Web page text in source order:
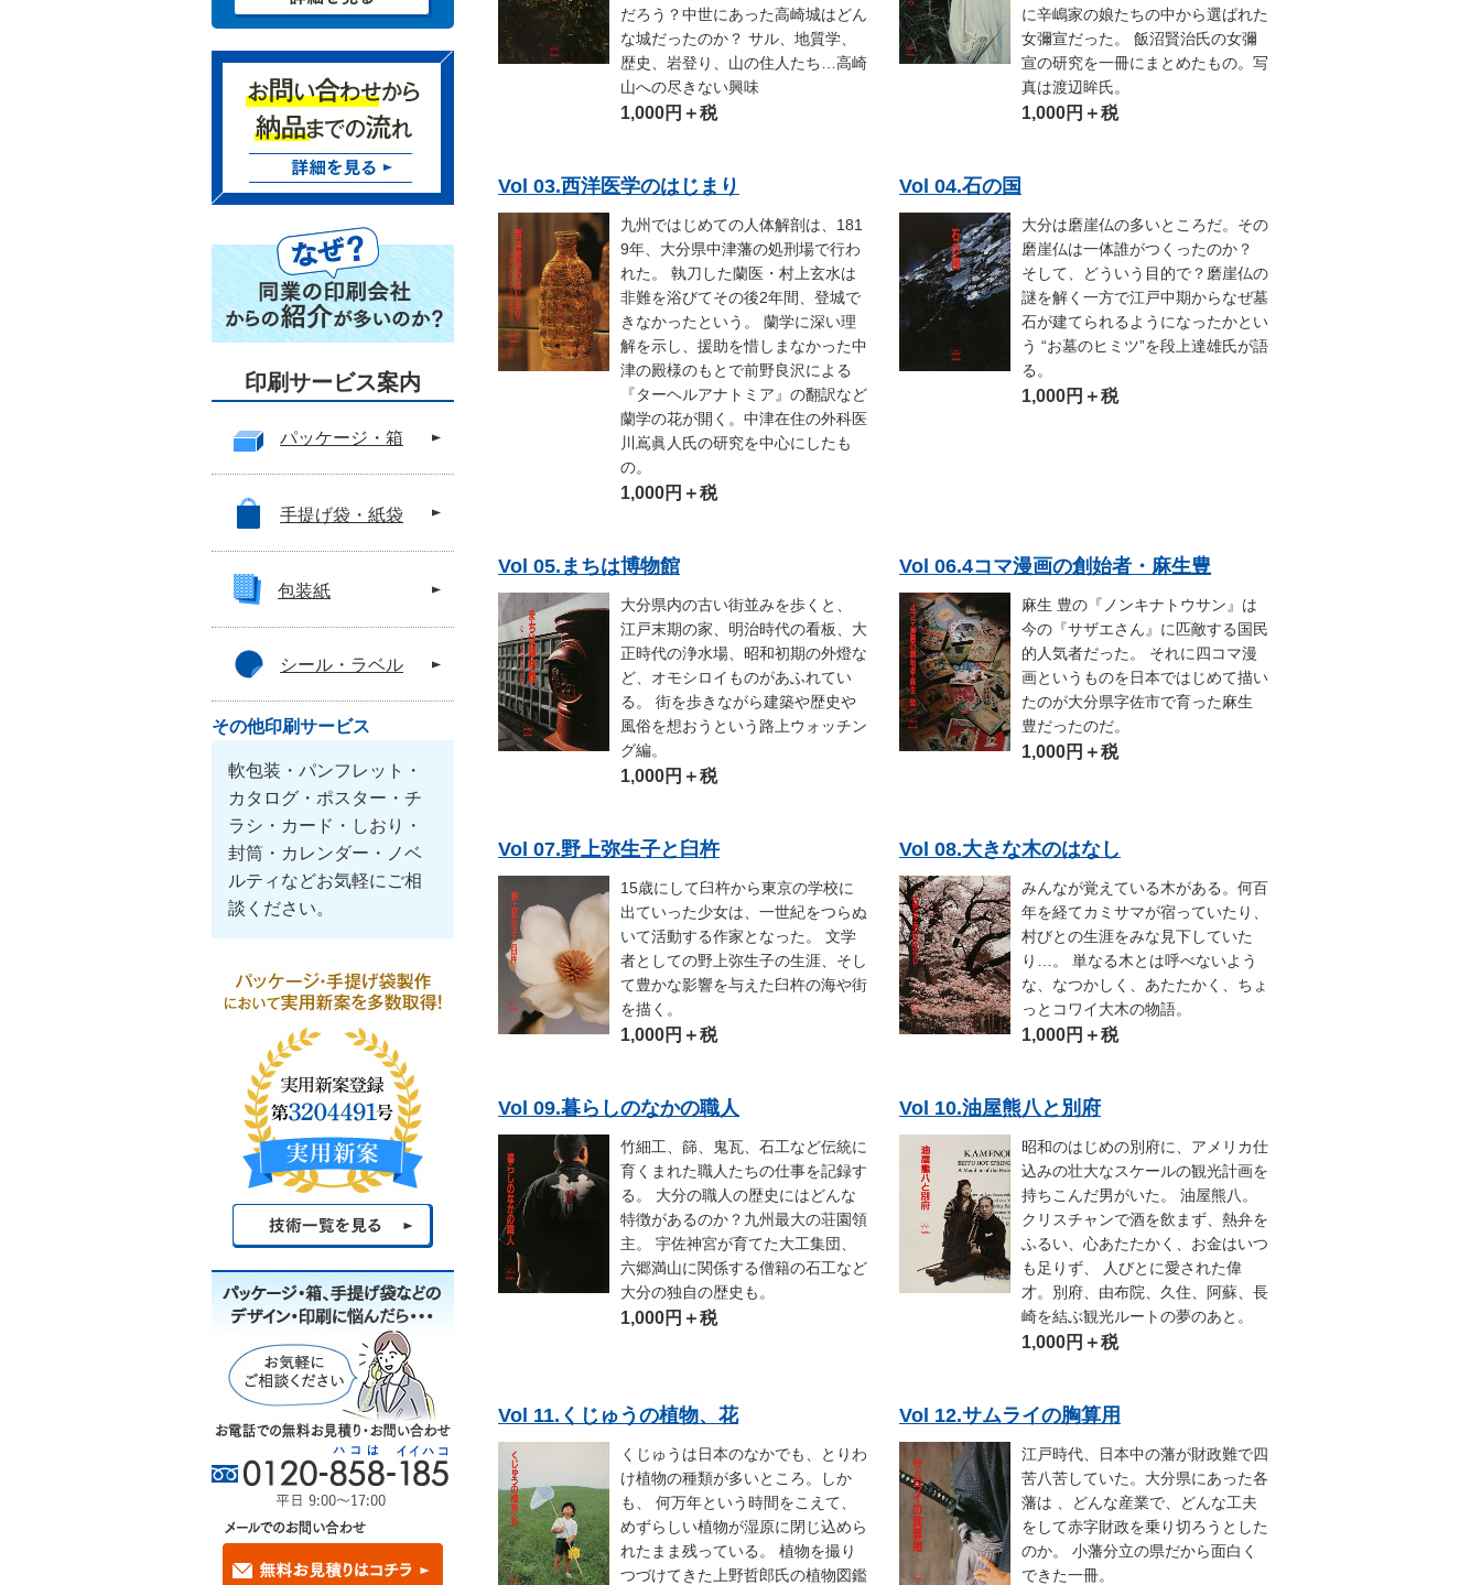
だろう？中世にあった高崎城はどん
な城だったのか？ サル、地質学、
歴史、岩登り、山の住人たち…高崎
山への尽きない興味
1,000円＋税
に辛嶋家の娘たちの中から選ばれた
女彌宣だった。 飯沼賢治氏の女彌
宣の研究を一冊にまとめたもの。写
真は渡辺眸氏。
1,000円＋税
Vol 03.西洋医学のはじまり
九州ではじめての人体解剖は、181
9年、大分県中津藩の処刑場で行わ
れた。 執刀した蘭医・村上玄水は
非難を浴びてその後2年間、登城で
きなかったという。 蘭学に深い理
解を示し、援助を惜しまなかった中
津の殿様のもとで前野良沢による
『ターヘルアナトミア』の翻訳など
蘭学の花が開く。中津在住の外科医
川嶌眞人氏の研究を中心にしたも
の。
1,000円＋税
Vol 04.石の国
大分は磨崖仏の多いところだ。その
磨崖仏は一体誰がつくったのか？
そして、どういう目的で？磨崖仏の
謎を解く一方で江戸中期からなぜ墓
石が建てられるようになったかとい
う “お墓のヒミツ”を段上達雄氏が語
る。
1,000円＋税
Vol 05.まちは博物館
大分県内の古い街並みを歩くと、
江戸末期の家、明治時代の看板、大
正時代の浄水場、昭和初期の外燈な
ど、オモシロイものがあふれてい
る。 街を歩きながら建築や歴史や
風俗を想おうという路上ウォッチン
グ編。
1,000円＋税
Vol 06.4コマ漫画の創始者・麻生豊
麻生 豊の『ノンキナトウサン』は
今の『サザエさん』に匹敵する国民
的人気者だった。 それに四コマ漫
画というものを日本ではじめて描い
たのが大分県字佐市で育った麻生
豊だったのだ。
1,000円＋税
Vol 07.野上弥生子と臼杵
15歳にして臼杵から東京の学校に
出ていった少女は、一世紀をつらぬ
いて活動する作家となった。 文学
者としての野上弥生子の生涯、そし
て豊かな影響を与えた臼杵の海や街
を描く。
1,000円＋税
Vol 08.大きな木のはなし
みんなが覚えている木がある。何百
年を経てカミサマが宿っていたり、
村びとの生涯をみな見下していた
り…。 単なる木とは呼べないよう
な、なつかしく、あたたかく、ちょ
っとコワイ大木の物語。
1,000円＋税
Vol 09.暮らしのなかの職人
竹細工、篩、鬼瓦、石工など伝統に
育くまれた職人たちの仕事を記録す
る。 大分の職人の歴史にはどんな
特徴があるのか？九州最大の荘園領
主。 宇佐神宮が育てた大工集団、
六郷満山に関係する僧籍の石工など
大分の独自の歴史も。
1,000円＋税
Vol 10.油屋熊八と別府
昭和のはじめの別府に、アメリカ仕
込みの壮大なスケールの観光計画を
持ちこんだ男がいた。 油屋熊八。
クリスチャンで酒を飲まず、熱弁を
ふるい、心あたたかく、お金はいつ
も足りず、 人びとに愛された偉
才。別府、由布院、久住、阿蘇、長
崎を結ぶ観光ルートの夢のあと。
1,000円＋税
Vol 11.くじゅうの植物、花
くじゅうは日本のなかでも、とりわ
け植物の種類が多いところ。しか
も、 何万年という時間をこえて、
めずらしい植物が湿原に閉じ込めら
れたまま残っている。 植物を撮り
つづけてきた上野哲郎氏の植物図鑑
Vol 12.サムライの胸算用
江戸時代、日本中の藩が財政難で四
苦八苦していた。大分県にあった各
藩は 、どんな産業で、どんな工夫
をして赤字財政を乗り切ろうとした
のか。 小藩分立の県だから面白く
できた一冊。
印刷サービス案内
パッケージ・箱
手提げ袋・紙袋
包装紙
シール・ラベル
その他印刷サービス
軟包装・パンフレット・
カタログ・ポスター・チ
ラシ・カード・しおり・
封筒・カレンダー・ノベ
ルティなどお気軽にご相
談ください。